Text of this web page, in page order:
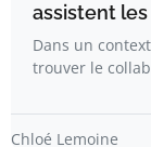
assistent
Dans un
trouver le
Chloé Lemoine